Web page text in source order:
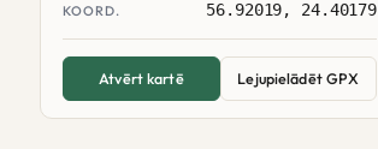
KOORD. 56.92019, 24.40179
Atvērt kartē Lejupielādēt GPX